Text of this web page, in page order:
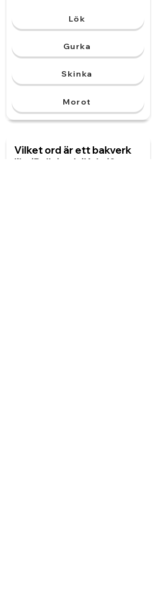
Lök
Gurka
Skinka
Morot
Vilket ord är ett bakverk
likt 'Bulle' och 'Kaka'?